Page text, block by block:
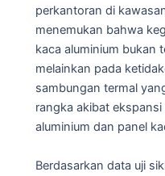
perkantoran di
menemukan bahwa
kaca aluminium bukan
melainkan pada
sambungan termal
rangka akibat
aluminium dan panel
Berdasarkan data uji